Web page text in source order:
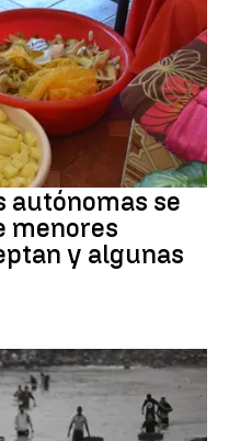
autónomas se
menores
y algunas